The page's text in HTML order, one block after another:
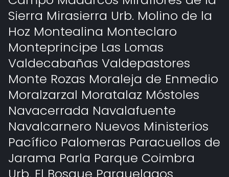
Sierra Mirasierra Urb. Molino de la
Hoz Montealina Monteclaro
Monteprincipe Las Lomas
Valdecabañas Valdepastores
Monte Rozas Moraleja de Enmedio
Moralzarzal Moratalaz Móstoles
Navacerrada Navalafuente
Navalcarnero Nuevos Ministerios
Pacífico Palomeras Paracuellos de
Jarama Parla Parque Coimbra